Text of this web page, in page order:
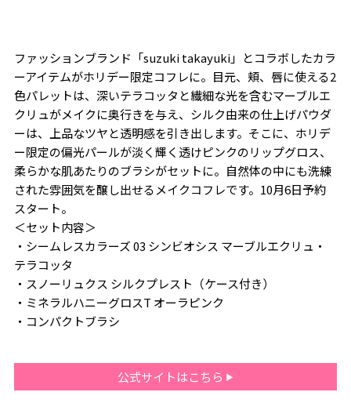
ファッションブランド「suzuki takayuki」とコラボしたカラ
ーアイテムがホリデー限定コフレに。目元、頬、唇に使える2
色パレットは、深いテラコッタと繊細な光を含むマーブルエ
クリュがメイクに奥行きを与え、シルク由来の仕上げパウダ
ーは、上品なツヤと透明感を引き出します。そこに、ホリデ
ー限定の偏光パールが淡く輝く透けピンクのリップグロス、
柔らかな肌あたりのブラシがセットに。自然体の中にも洗練
された雰囲気を醸し出せるメイクコフレです。10月6日予約
スタート。
＜セット内容＞
・シームレスカラーズ 03 シンビオシス マーブルエクリュ・
テラコッタ
・スノーリュクス シルクプレスト（ケース付き）
・ミネラルハニーグロスT オーラピンク
・コンパクトブラシ
公式サイトはこちら